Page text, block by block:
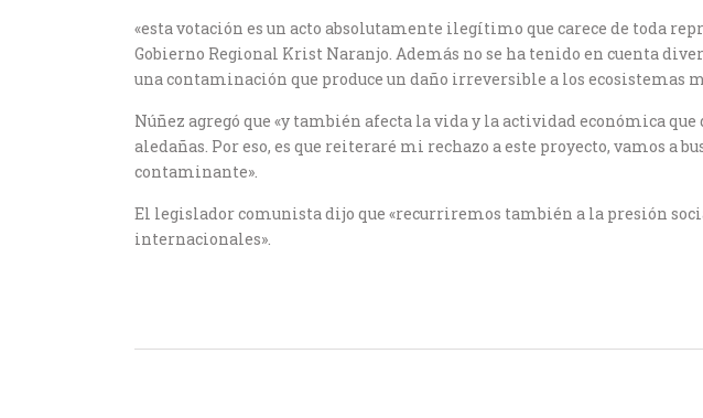
«esta votación es un acto absolutamente ilegítimo que carece de toda
Gobierno Regional Krist Naranjo. Además no se ha tenido en cuenta
una contaminación que produce un daño irreversible a los ecosistemas
Núñez agregó que «y también afecta la vida y la actividad económica
aledañas. Por eso, es que reiteraré mi rechazo a este proyecto, vamos a
contaminante».
El legislador comunista dijo que «recurriremos también a la presión
internacionales».